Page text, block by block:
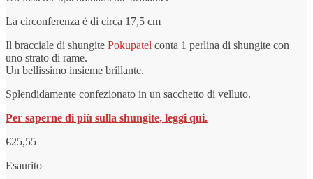
La circonferenza è di circa 17,5 cm
Il bracciale di shungite Pokupatel conta 1 perlina di shungite con
uno strato di rame.
Un bellissimo insieme brillante.
Splendidamente confezionato in un sacchetto di velluto.
Per saperne di più sulla shungite, leggi qui.
€25,55
Esaurito